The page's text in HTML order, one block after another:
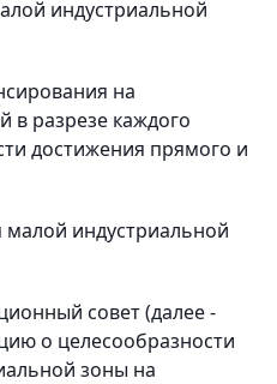
индустриальной
на
в разрезе каждого
достижения прямого и
малой индустриальной
совет (далее -
о целесообразности
зоны на